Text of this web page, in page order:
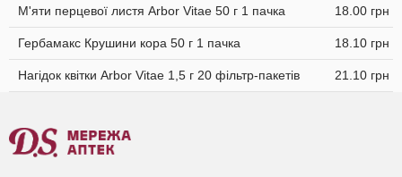
М'яти перцевої листя Arbor Vitae 50 г 1 пачка 18.00 грн
Гербамакс Крушини кора 50 г 1 пачка 18.10 грн
Нагідок квітки Arbor Vitae 1,5 г 20 фільтр-пакетів 21.10 грн